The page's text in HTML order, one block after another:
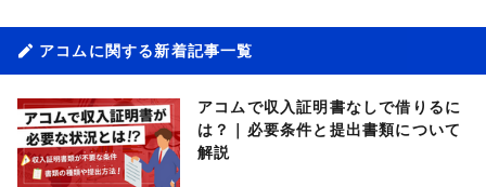
アコムに関する新着記事一覧
アコムで収入証明書なしで借りるに
は？｜必要条件と提出書類について
解説